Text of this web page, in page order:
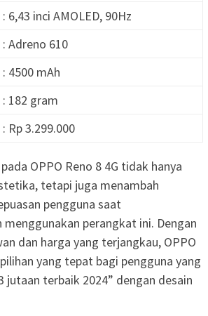
: 6,43 inci AMOLED, 90Hz
: Adreno 610
: 4500 mAh
: 182 gram
: Rp 3.299.000
OPPO Reno 8 4G tidak hanya
tetapi juga menambah
pengguna saat
perangkat ini. Dengan
dan harga yang terjangkau, OPPO
yang tepat bagi pengguna yang
jutaan terbaik 2024” dengan desain